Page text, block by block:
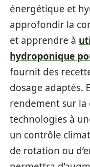
énergétique et
approfondir la
et apprendre à
hydroponique
fournit des
dosage adaptés.
rendement sur la
technologies à
un contrôle
de rotation ou